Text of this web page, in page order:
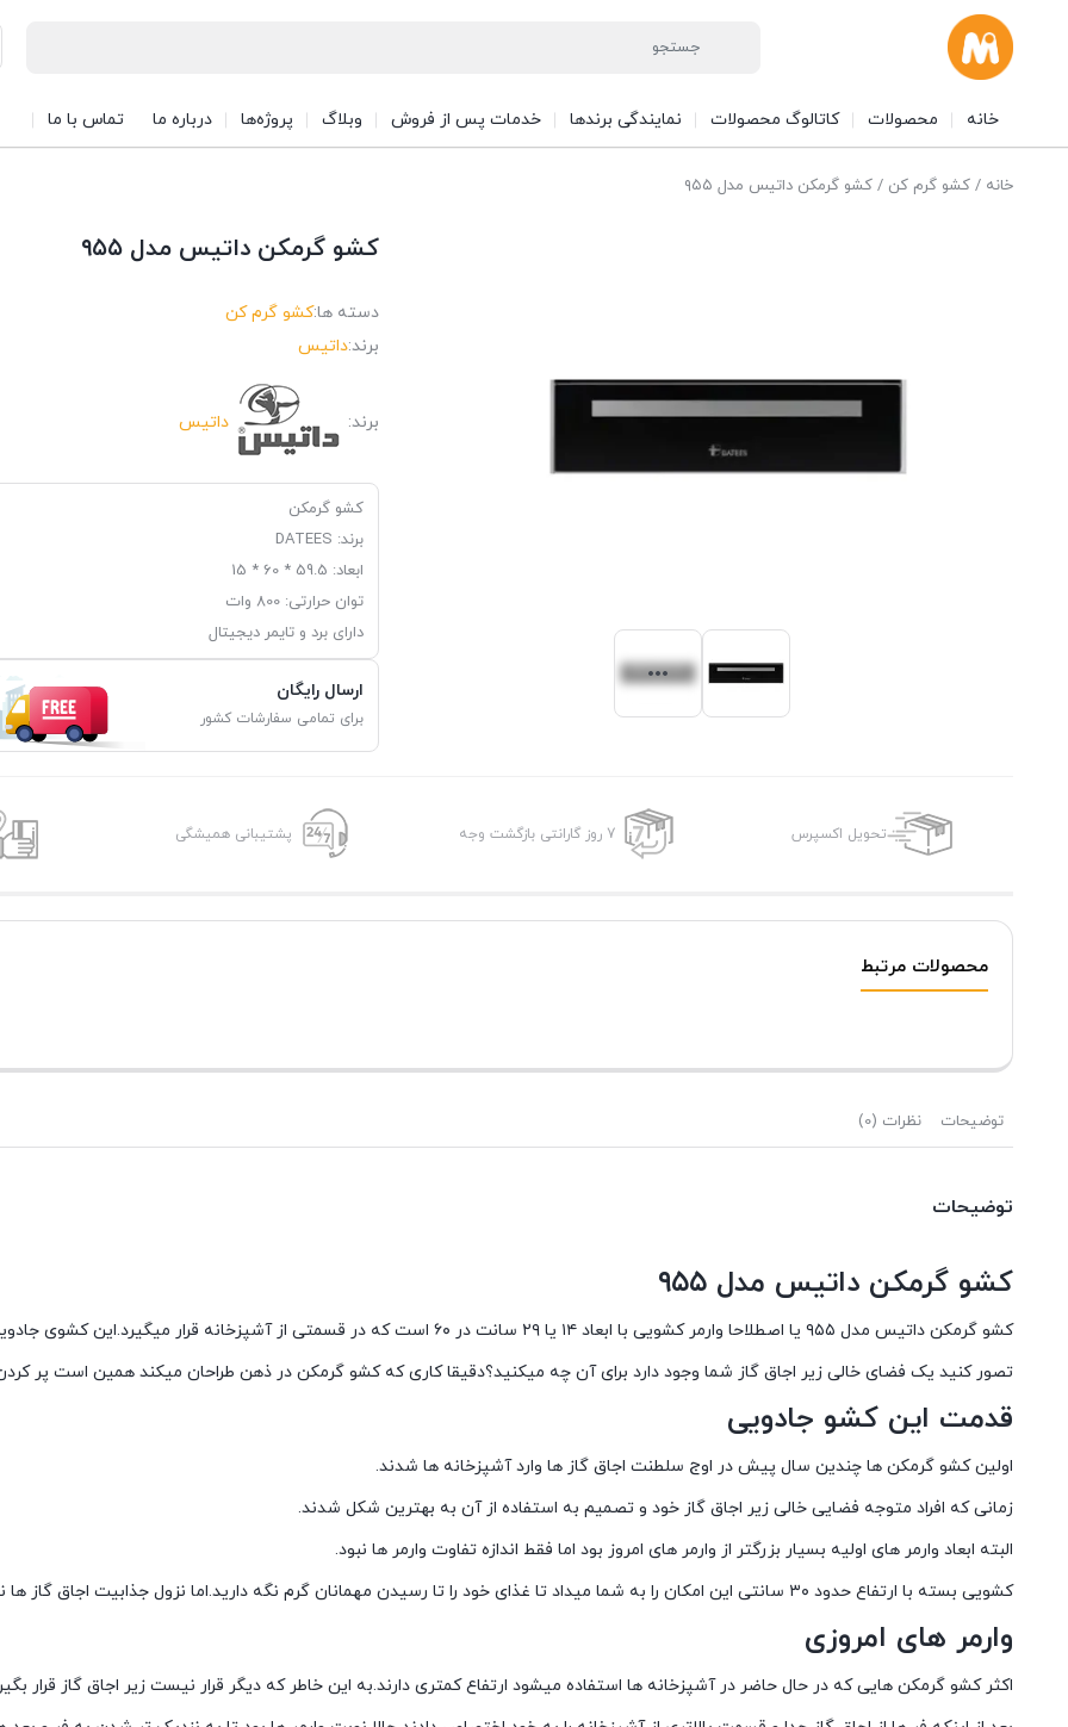
خانه محصولات کاتالوگ محصولات نمایندگی برندها خدمات پس از فروش وبلاگ پروژه‌ها درباره ما تماس با ما
خانه /کشو گرم کن / کشو گرمکن داتیس مدل ۹۵۵
کشو گرمکن داتیس مدل ۹۵۵
دسته ها:کشو گرم کن
برند:داتیس
برند: داتیس
کشو گرمکن
برند: DATEES
ابعاد: 59.5 * 60 * 15
توان حرارتی: 800 وات
دارای برد و تایمر دیجیتال
ارسال رایگان
برای تمامی سفارشات کشور
تحویل اکسپرس 7 روز گارانتی بازگشت وجه پشتیبانی همیشگی
محصولات مرتبط
توضیحات نظرات (0)
توضیحات
کشو گرمکن داتیس مدل ۹۵۵
کشو گرمکن داتیس مدل ۹۵۵ یا اصطلاحا وارمر کشویی با ابعاد ۱۴ یا ۲۹ سانت در ۶۰ است که در قسمتی از آشپزخانه قرار میگیرد.این کشوی جادویی در اصل وظیفه گرم کردن یا گرم نگه داشتن ظروف و غذا را دارد.
تصور کنید یک فضای خالی زیر اجاق گاز شما وجود دارد برای آن چه میکنید؟دقیقا کاری که کشو گرمکن در ذهن طراحان میکند همین است پر
قدمت این کشو جادویی
اولین کشو گرمکن ها چندین سال پیش در اوج سلطنت اجاق گاز ها وارد آشپزخانه ها شدند.
زمانی که افراد متوجه فضایی خالی زیر اجاق گاز خود و تصمیم به استفاده از آن به بهترین شکل شدند.
البته ابعاد وارمر های اولیه بسیار بزرگتر از وارمر های امروز بود اما فقط اندازه تفاوت وارمر ها نبود.
کشویی بسته با ارتفاع حدود ۳۰ سانتی این امکان را به شما میداد تا غذای خود را تا رسیدن مهمانان گرم نگه دارید.اما نزول جذابیت اجاق گاز ها نقطه عطف وارمر ها بود.
وارمر های امروزی
اکثر کشو گرمکن هایی که در حال حاضر در آشپزخانه ها استفاده میشود ارتفاع کمتری دارند.به این خاطر که دیگر قرار نیست زیر اجاق گاز قرار